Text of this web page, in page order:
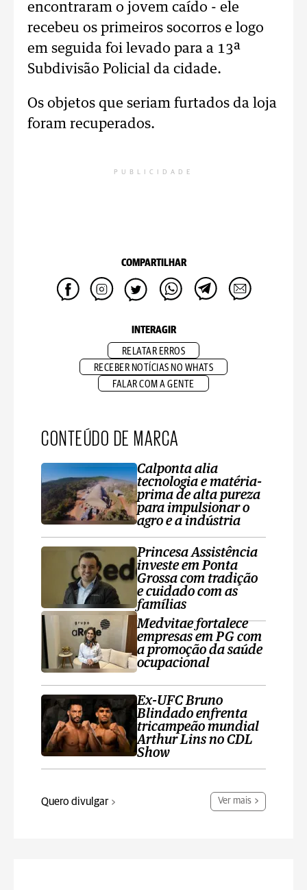
encontraram o jovem caído - ele
recebeu os primeiros socorros e logo
em seguida foi levado para a 13ª
Subdivisão Policial da cidade.
Os objetos que seriam furtados da loja
foram recuperados.
PUBLICIDADE
COMPARTILHAR
INTERAGIR
RELATAR ERROS
RECEBER NOTÍCIAS NO WHATS
FALAR COM A GENTE
CONTEÚDO DE MARCA
Calponta alia
tecnologia e matéria-
prima de alta pureza
para impulsionar o
agro e a indústria
Princesa Assistência
investe em Ponta
Grossa com tradição
e cuidado com as
famílias
Medvitae fortalece
empresas em PG com
a promoção da saúde
ocupacional
Ex-UFC Bruno
Blindado enfrenta
tricampeão mundial
Arthur Lins no CDL
Show
Quero divulgar Ver mais